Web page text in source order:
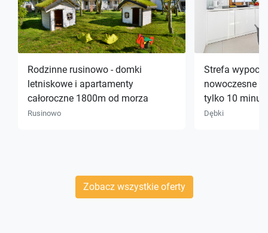
Rodzinne rusinowo - domki
letniskowe i apartamenty
całoroczne 1800m od morza
Rusinowo
Strefa
nowoczesne
tylko 10 minut
Dębki
Zobacz wszystkie oferty